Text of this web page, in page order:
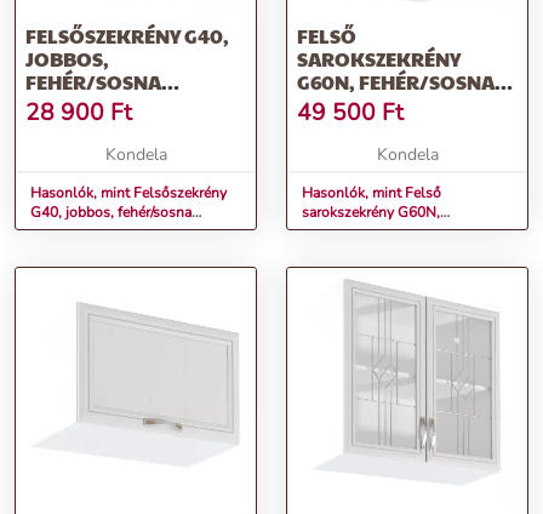
FELSŐSZEKRÉNY G40,
JOBBOS,
FEHÉR/SOSNA
ANDERSEN, SICILIA
28 900 Ft
Kondela
Hasonlók, mint Felsőszekrény
G40, jobbos, fehér/sosna
Andersen, SICILIA
FELSŐ
SAROKSZEKRÉNY
G60N, FEHÉR/SOSNA
ANDERSEN, SICILIA
49 500 Ft
Kondela
Hasonlók, mint Felső
sarokszekrény G60N,
fehér/sosna Andersen, SICILIA